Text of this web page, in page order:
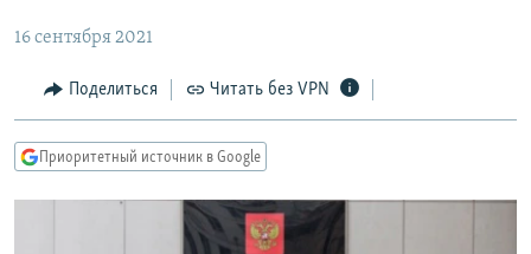
Вернутся
Вернутся
МНЕНИЯ
КУЛЬТУРА
КАВКАЗ.РЕАЛИИ
16 сентября 2021
Поделиться Читать без VPN
Приоритетный источник в Google